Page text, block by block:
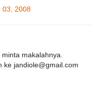
03, 2008
minta makalahnya.
ke jandiole@gmail.com